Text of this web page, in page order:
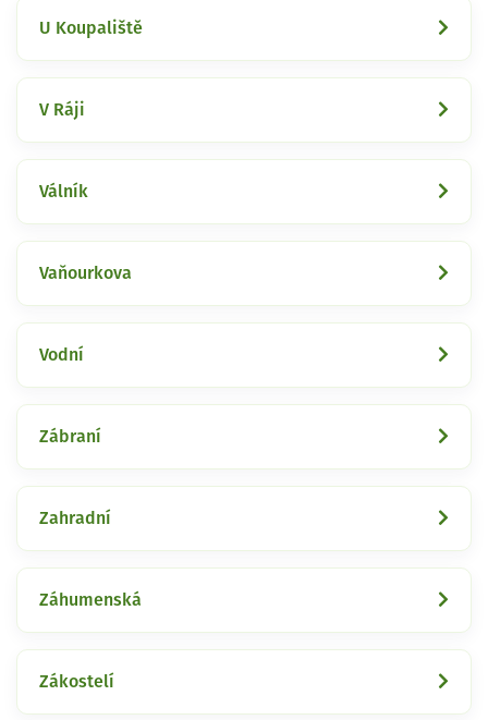
U Koupaliště
V Ráji
Válník
Vaňourkova
Vodní
Zábraní
Zahradní
Záhumenská
Zákostelí